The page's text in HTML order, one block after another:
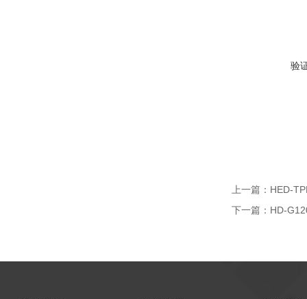
验
上一篇： HED-
下一篇： HD-